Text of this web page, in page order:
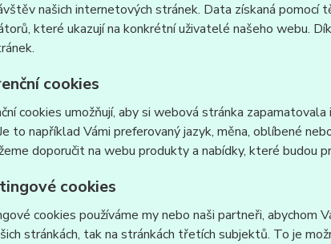
našich internetových stránek. Data získaná pomocí
které ukazují na konkrétní uživatelé našeho webu.
cookies
cookies umožňují, aby si webová stránka
to například Vámi preferovaný jazyk, měna, oblíbené
doporučit na webu produkty a nabídky, které budou
cookies
cookies používáme my nebo naši partneři, abychom
stránkách, tak na stránkách třetích subjektů. To je